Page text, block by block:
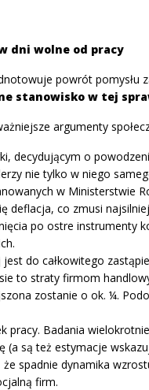
dni wolne od pracy
powrót pomysłu
stanowisko w tej
argumenty
decydującym o
nie tylko w niego
w Ministerstwie
deflacja, co zmusi
po ostre instrumenty
do całkowitego
to straty firmom
zostanie o ok. ¼.
pracy. Badania
są też estymacje
spadnie dynamika
firm.